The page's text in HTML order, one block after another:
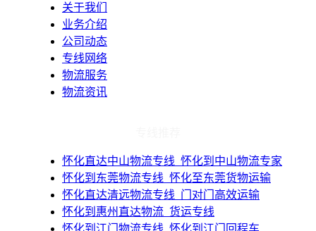
关于我们
业务介绍
公司动态
专线网络
物流服务
物流资讯
​怀化直达中山物流专线_怀化到中山物流专家
​怀化到东莞物流专线_怀化至东莞货物运输
​怀化直达清远物流专线_门对门高效运输
​怀化到惠州直达物流_货运专线
​怀化到江门物流专线_怀化到江门回程车